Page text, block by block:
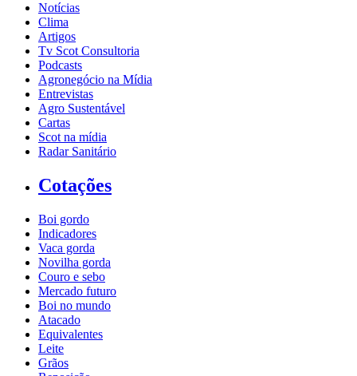
Notícias
Clima
Artigos
Tv Scot Consultoria
Podcasts
Agronegócio na Mídia
Entrevistas
Agro Sustentável
Cartas
Scot na mídia
Radar Sanitário
Cotações
Boi gordo
Indicadores
Vaca gorda
Novilha gorda
Couro e sebo
Mercado futuro
Boi no mundo
Atacado
Equivalentes
Leite
Grãos